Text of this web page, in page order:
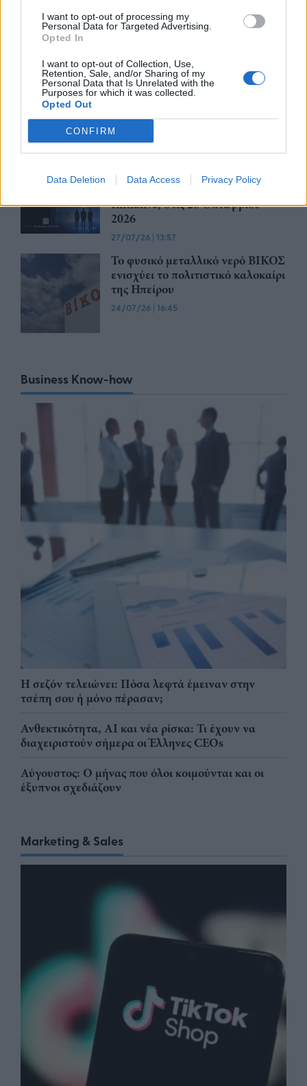
I want to opt-out of processing my
Personal Data for Targeted Advertising.
Opted In
I want to opt-out of Collection, Use,
Retention, Sale, and/or Sharing of my
Personal Data that Is Unrelated with the
Purposes for which it was collected.
Opted Out
CONFIRM
Data Deletion Data Access Privacy Policy
29/07/26|12:23
Έως την Παρασκευή 31 Ιουλίου
2026 οι κρατήσεις Early Bird για
συμμετοχή στην EUROVINO
28/07/26
πρώτο ReGen Career Fair
powered by The Hellenic
Initiative, στις 26 Οκτωβρίου
2026
27/07/26 | 13:57
Το φυσικό μεταλλικό νερό ΒΙΚΟΣ
ενισχύει το πολιτιστικό καλοκαίρι
της Ηπείρου
24/07/26 | 16:45
Business Know-how
Η σεζόν τελειώνει: Πόσα λεφτά έμειναν στην
τσέπη σου ή μόνο πέρασαν;
Ανθεκτικότητα, AI και νέα ρίσκα: Τι έχουν να
διαχειριστούν σήμερα οι Έλληνες CEOs
Αύγουστος: Ο μήνας που όλοι κοιμούνται και οι
έξυπνοι σχεδιάζουν
Marketing & Sales